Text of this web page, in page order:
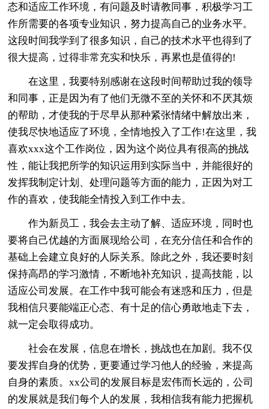
态和适应工作环境，有问题及时请教同事，积极学习工
作所需要的各项专业知识，努力提高自己的业务水平。
这段时间我学到了很多知识，自己的技术水平也得到了
很大提高，过得非常充实和快乐，再累也是值得的!
在这里，我要特别感谢在这段时间帮助过我的领导
和同事，正是因为有了他们无微不至的关怀和不厌其烦
的帮助，才使我的于尽早从那种紧张情绪中解放出来，
使我尽快地适应了环境，全情地投入了工作!在这里，我
喜欢xxx这个工作岗位，因为这个岗位具有很高的挑战
性，能让我把所学的知识运用到实际当中，并能很好的
发挥我制定计划、处理问题等方面的能力，正因为对工
作的喜欢，使我能全情投入到工作中去。
作为新员工，我会去主动了解、适应环境，同时也
要将自己优越的方面展现给公司，在充分信任和合作的
基础上会建立良好的人际关系。除此之外，我还要时刻
保持高昂的学习激情，不断地补充知识，提高技能，以
适应公司发展。在工作中我可能会有迷惑和压力，但是
我相信只要能端正心态、有十足的信心勇敢地走下去，
就一定会取得成功。
社会在发展，信息在增长，挑战也在加剧。我不仅
要发挥自身的优势，更要通过学习他人的经验，来提高
自身的素质。xx公司的发展目标是宏伟而长远的，公司
的发展就是我们每个人的发展，我相信我有能力把握机